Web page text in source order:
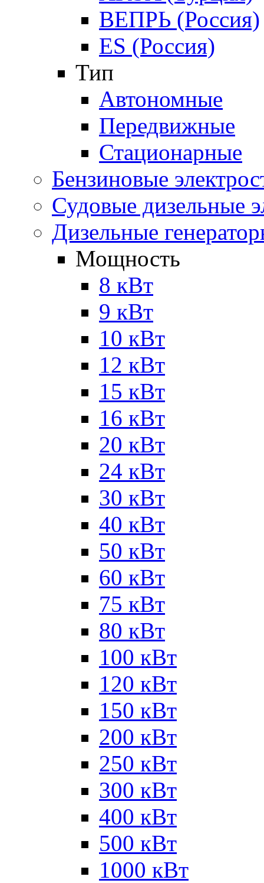
ВЕПРЬ (Россия)
ES (Россия)
Тип
Автономные
Передвижные
Стационарные
Бензиновые
Судовые дизельные
Дизельные
Мощность
8 кВт
9 кВт
10 кВт
12 кВт
15 кВт
16 кВт
20 кВт
24 кВт
30 кВт
40 кВт
50 кВт
60 кВт
75 кВт
80 кВт
100 кВт
120 кВт
150 кВт
200 кВт
250 кВт
300 кВт
400 кВт
500 кВт
1000 кВт